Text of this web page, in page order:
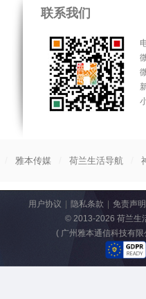
联系我们
雅本传媒 荷兰生活导航
用户协议 隐私条款 免责声明
© 2013-2026 荷兰生
( 广州雅本通信科技有